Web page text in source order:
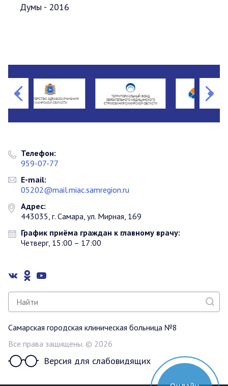
Думы - 2016
Самарская городская клиническая больница №8
Все права защищены. © 2026
Версия для слабовидящих
Телефон:
959-07-77
E-mail:
05202@mail.miac.samregion.ru
Адрес:
443035, г. Самара, ул. Мирная, 169
График приёма граждан к главному врачу:
Четверг, 15:00 – 17:00